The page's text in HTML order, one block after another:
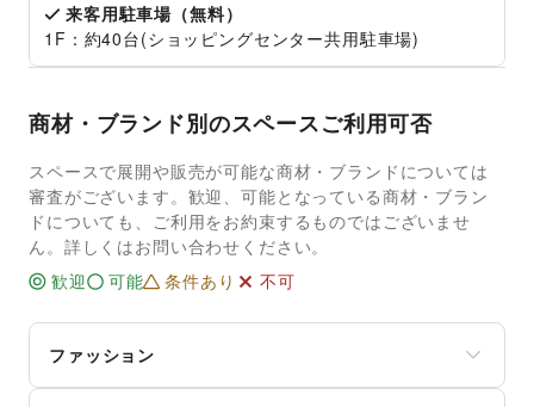
来客用駐車場（無料）
1F：約40台(ショッピングセンター共用駐車場)
商材・ブランド別のスペースご利用可否
スペースで展開や販売が可能な商材・ブランドについては
審査がございます。歓迎、可能となっている商材・ブラン
ドについても、ご利用をお約束するものではございませ
ん。詳しくはお問い合わせください。
歓迎
可能 条件あり 不可
ファッション